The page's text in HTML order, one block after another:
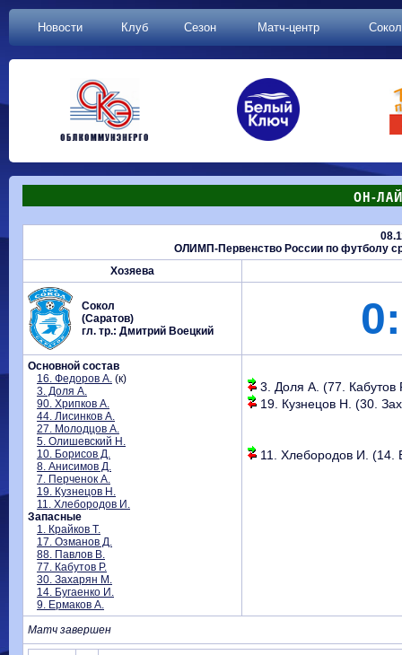
Новости Клуб Сезон Матч-центр
ОН-
ОЛИМП-Первенство России по футболу
Хозяева
Сокол
(Саратов)
гл. тр.: Дмитрий Воецкий
Основной состав
16. Федоров А. (к)
3. Доля А.
90. Хрипков А.
44. Лисинков А.
27. Молодцов А.
5. Олишевский Н.
10. Борисов Д.
8. Анисимов Д.
7. Перченок А.
19. Кузнецов Н.
11. Хлебородов И.
Запасные
1. Крайков Т.
17. Озманов Д.
88. Павлов В.
77. Кабутов Р.
30. Захарян М.
14. Бугаенко И.
9. Ермаков А.
3. Доля А. (77. Кабутов
19. Кузнецов Н. (30.
11. Хлебородов И. (14.
Матч завершен